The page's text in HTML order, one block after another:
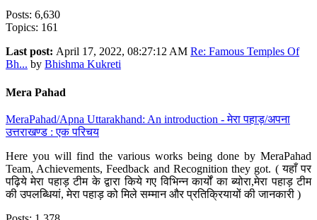
Posts: 6,630
Topics: 161
Last post: April 17, 2022, 08:27:12 AM Re: Famous Temples Of
Bh... by Bhishma Kukreti
Mera Pahad
MeraPahad/Apna Uttarakhand: An introduction - मेरा पहाड़/अपना
उत्तराखण्ड : एक परिचय
Here you will find the various works being done by MeraPahad
Team, Achievements, Feedback and Recognition they got. ( यहाँ पर
पढ़िये मेरा पहाड़ टीम के द्वारा किये गए विभिन्न कार्यों का ब्योरा,मेरा पहाड़ टीम
की उपलब्धियां, मेरा पहाड़ को मिले सम्मान और प्रतिक्रियायों की जानकारी )